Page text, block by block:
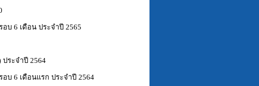
บ 6 เดือน ประจำปี 2565
ระจำปี 2564
บ 6 เดือนแรก ประจำปี 2564